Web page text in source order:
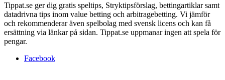
Tippat.se ger dig gratis speltips, Stryktipsförslag, bettingartiklar samt
datadrivna tips inom value betting och arbitragebetting. Vi jämför
och rekommenderar även spelbolag med svensk licens och kan få
ersättning via länkar på sidan. Tippat.se uppmanar ingen att spela för
pengar.
Facebook